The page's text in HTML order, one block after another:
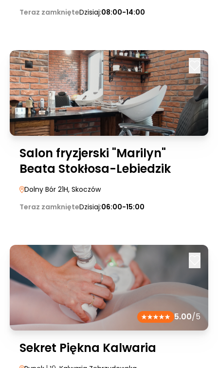
Teraz zamknięteDzisiaj:08:00-14:00
Salon fryzjerski "Marilyn"
Beata Stokłosa-Lebiedzik
Dolny Bór 21H, Skoczów
Teraz zamknięteDzisiaj:06:00-15:00
5.00/5
Sekret Piękna Kalwaria